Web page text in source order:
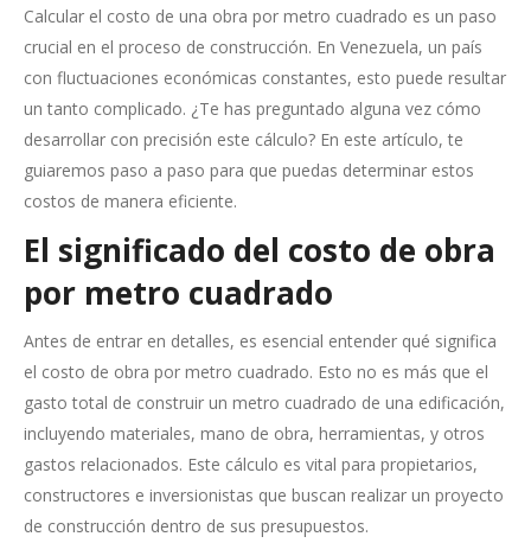
Calcular el costo de una obra por metro cuadrado es un paso
crucial en el proceso de construcción. En Venezuela, un país
con fluctuaciones económicas constantes, esto puede resultar
un tanto complicado. ¿Te has preguntado alguna vez cómo
desarrollar con precisión este cálculo? En este artículo, te
guiaremos paso a paso para que puedas determinar estos
costos de manera eficiente.
El significado del costo de obra
por metro cuadrado
Antes de entrar en detalles, es esencial entender qué significa
el costo de obra por metro cuadrado. Esto no es más que el
gasto total de construir un metro cuadrado de una edificación,
incluyendo materiales, mano de obra, herramientas, y otros
gastos relacionados. Este cálculo es vital para propietarios,
constructores e inversionistas que buscan realizar un proyecto
de construcción dentro de sus presupuestos.